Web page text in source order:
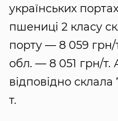
українських
пшениці 2 класу
порту — 8 059 грн/
обл. — 8 051 грн/т.
відповідно
т.